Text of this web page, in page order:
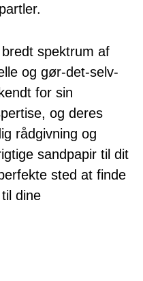
spektrum af
og gør-det-selv-
for sin
og deres
rådgivning og
sandpapir til dit
sted at finde
dine